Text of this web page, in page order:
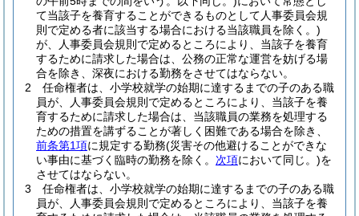
て当該子を養育することができるものとして人事委員会規
則で定める者に該当する場合における当該職員を除く。)
が、人事委員会規則で定めるところにより、当該子を養育
するために請求した場合は、公務の正常な運営を妨げる場
合を除き、深夜における勤務をさせてはならない。
2
任命権者は、小学校就学の始期に達するまでの子のある職
員が、人事委員会規則で定めるところにより、当該子を養
育するために請求した場合は、当該職員の業務を処理する
ための措置を講ずることが著しく困難である場合を除き、
前条第1項に規定する勤務(災害その他避けることができな
い事由に基づく臨時の勤務を除く。 次項において同じ。)を
させてはならない。
3
任命権者は、小学校就学の始期に達するまでの子のある職
員が、人事委員会規則で定めるところにより、当該子を養